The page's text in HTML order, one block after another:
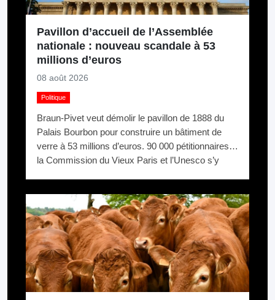
Pavillon d’accueil de l’Assemblée
nationale : nouveau scandale à 53
millions d’euros
08 août 2026
Politique
Braun-Pivet veut démolir le pavillon de 1888 du
Palais Bourbon pour construire un bâtiment de
verre à 53 millions d’euros. 90 000 pétitionnaires,
la Commission du Vieux Paris et l’Unesco s’y